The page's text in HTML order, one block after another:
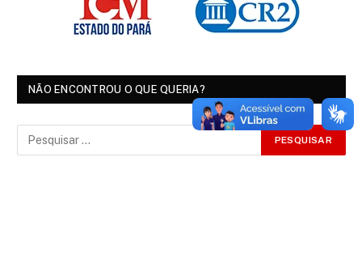
NÃO ENCONTROU O QUE QUERIA?